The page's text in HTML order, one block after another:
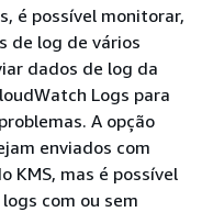
é possível monitorar,
de log de vários
dados de log da
Logs para
A opção
enviados com
KMS, mas é possível
com ou sem